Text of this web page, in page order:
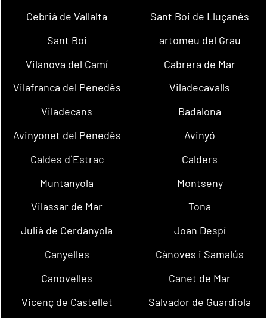
Cebrià de Vallalta
Sant Boi de Lluçanès
Sant Boi
artomeu del Grau
Vilanova del Camí
Cabrera de Mar
Vilafranca del Penedès
Viladecavalls
Viladecans
Badalona
Avinyonet del Penedès
Avinyó
Caldes d´Estrac
Calders
Muntanyola
Montseny
Vilassar de Mar
Tona
Julià de Cerdanyola
Joan Despí
Canyelles
Cànoves i Samalús
Canovelles
Canet de Mar
Vicenç de Castellet
Salvador de Guardiola